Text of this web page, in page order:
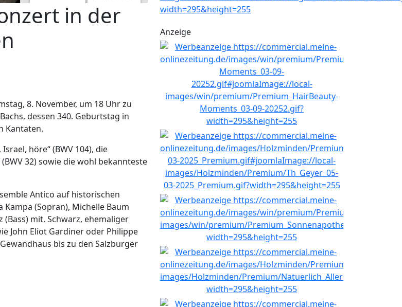
in der
8. November, um 18 Uhr zu
dessen 340. Geburtstag in
Kantaten.
höre“ (BWV 104), die
32) sowie die wohl bekannteste
Antico auf historischen
(Sopran), Michelle Baum
mit. Schwarz, ehemaliger
John Eliot Gardiner oder Philippe
bis zu den Salzburger
Anzeige